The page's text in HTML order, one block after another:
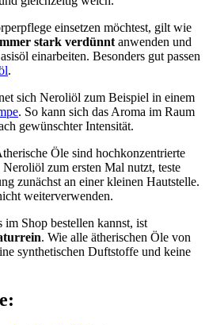
einsetzen möchtest, gilt wie
stark verdünnt anwenden und
einarbeiten. Besonders gut passen
.
sich Neroliöl zum Beispiel in einem
. So kann sich das Aroma im Raum
gewünschter Intensität.
Öle sind hochkonzentrierte
Neroliöl zum ersten Mal nutzt, teste
zunächst an einer kleinen Hautstelle.
weiterverwenden.
Shop bestellen kannst, ist
. Wie alle ätherischen Öle von
synthetischen Duftstoffe und keine